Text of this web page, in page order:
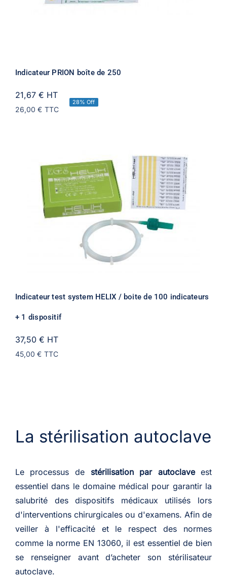
Indicateur PRION boîte de 250
21,67 € HT
26,00 € TTC
28% Off
Indicateur test system HELIX / boite de 100 indicateurs
+ 1 dispositif
37,50 € HT
45,00 € TTC
La stérilisation autoclave
Le processus de stérilisation par autoclaveest
essentiel dans le domaine médical pour garantir la
salubrité des dispositifs médicaux utilisés lors
d'interventions chirurgicales ou d'examens. Afin de
veiller à l'efficacité et le respect des normes
comme la norme EN 13060, il est essentiel de bien
se renseigner avant d’acheter son stérilisateur
autoclave.